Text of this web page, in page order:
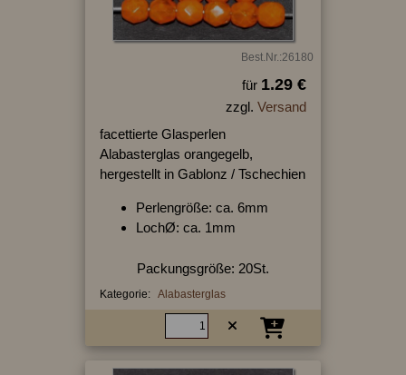
Best.Nr.:26180
für 1.29 €
zzgl. Versand
facettierte Glasperlen
Alabasterglas orangegelb,
hergestellt in Gablonz / Tschechien
Perlengröße: ca. 6mm
LochØ: ca. 1mm
Packungsgröße: 20St.
Kategorie: Alabasterglas